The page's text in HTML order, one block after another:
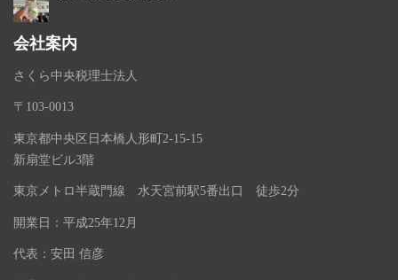
会社案内
さくら中央税理士法人
〒103-0013
東京都中央区日本橋人形町2-15-15
新扇堂ビル3階
東京メトロ半蔵門線 水天宮前駅5番出口 徒歩2分
開業日：平成25年12月
代表：安田 信彦